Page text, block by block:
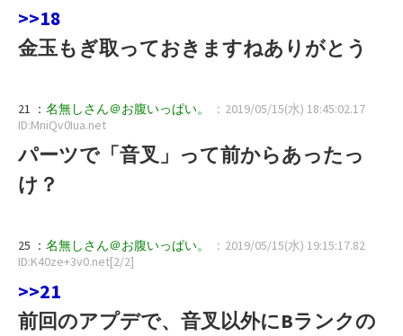
>>18
金玉もぎ取っておきますねありがとう
21 ： 名無しさん＠お腹いっぱい。
：2019/05/15(水) 18:45:02.17
ID:MniQv0Iua.net
パーツで「音叉」って前からあったっ
け？
25 ： 名無しさん＠お腹いっぱい。
：2019/05/15(水) 19:15:17.82
ID:K40ze+3v0.net[2/2]
>>21
前回のアプデで、音叉以外にBランクの